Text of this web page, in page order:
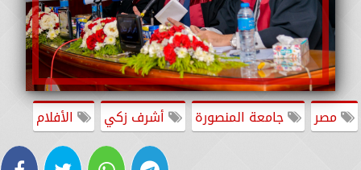
مصر جامعة المنصورة أشرف زكي الأفلام